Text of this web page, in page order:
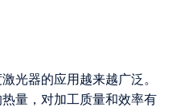
光器的应用越来越广泛。
量，对加工质量和效率有